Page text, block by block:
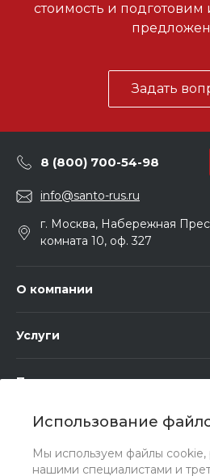
Использование
Мы используем файлы cookie,
нашими специалистами и
стоимость и
Задать
8 (800) 700-54-98
info@santo-rus.ru
г. Москва, Набережная
комната 10, оф. 327
О компании
Услуги
Помощь